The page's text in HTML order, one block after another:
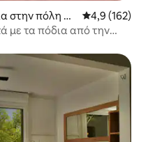
στην πόλη D
Μέση
4,9 (162)
με τα πόδια από την